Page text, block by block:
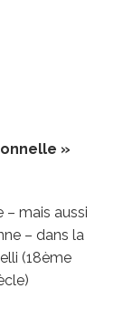
»
– mais aussi
– dans la
(18ème